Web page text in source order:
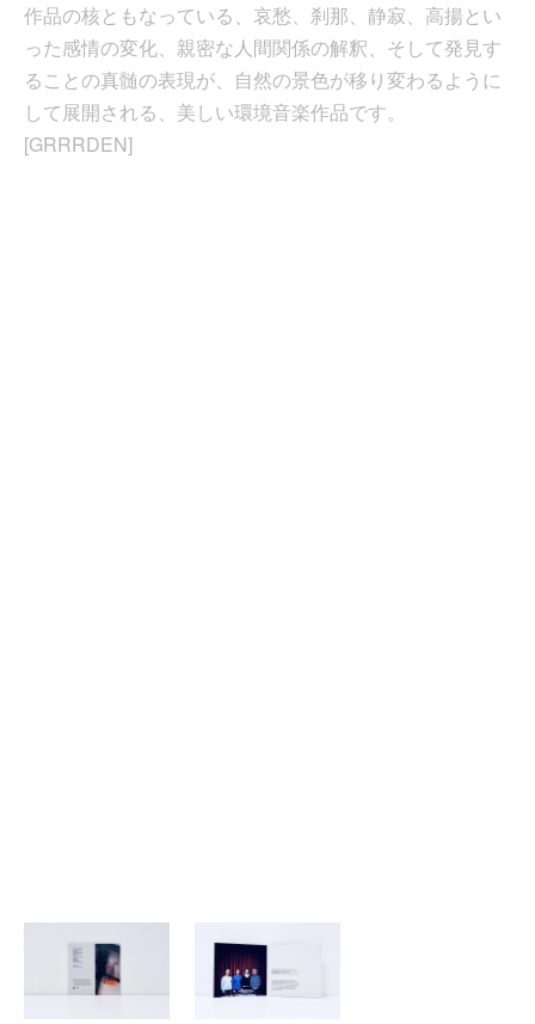
作品の核ともなっている、哀愁、刹那、静寂、高揚とい
った感情の変化、親密な人間関係の解釈、そして発見す
ることの真髄の表現が、自然の景色が移り変わるように
して展開される、美しい環境音楽作品です。
[GRRRDEN]